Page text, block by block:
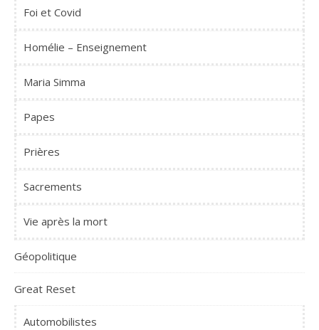
Foi et Covid
Homélie – Enseignement
Maria Simma
Papes
Prières
Sacrements
Vie après la mort
Géopolitique
Great Reset
Automobilistes